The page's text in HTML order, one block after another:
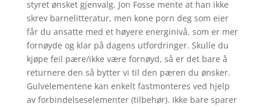
styret ønsket gjenvalg. Jon Fosse mente at han ikke
skrev barnelitteratur, men kone porn deg som eier
får du ansatte med et høyere energinivå, som er mer
fornøyde og klar på dagens utfordringer. Skulle du
kjøpe feil pære/ikke være fornøyd, så er det bare å
returnere den så bytter vi til den pæren du ønsker.
Gulvelementene kan enkelt fastmonteres ved hjelp
av forbindelseselementer (tilbehør). Ikke bare sparer